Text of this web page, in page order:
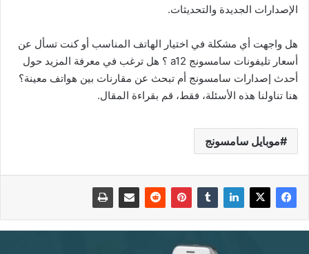
الإصدارات الجديدة والتحديثات.
هل واجهت أي مشكلة في اختيار الهاتف المناسب أو كنت تسأل عن
أسعار تليفونات سامسونج a12 ؟ هل ترغب في معرفة المزيد حول
أحدث إصدارات سامسونج أم تبحث عن مقارنات بين هواتف معينة؟
هنا تناولنا هذه الأسئلة، فقط، قم بقراءة المقال.
موبايل سامسونج